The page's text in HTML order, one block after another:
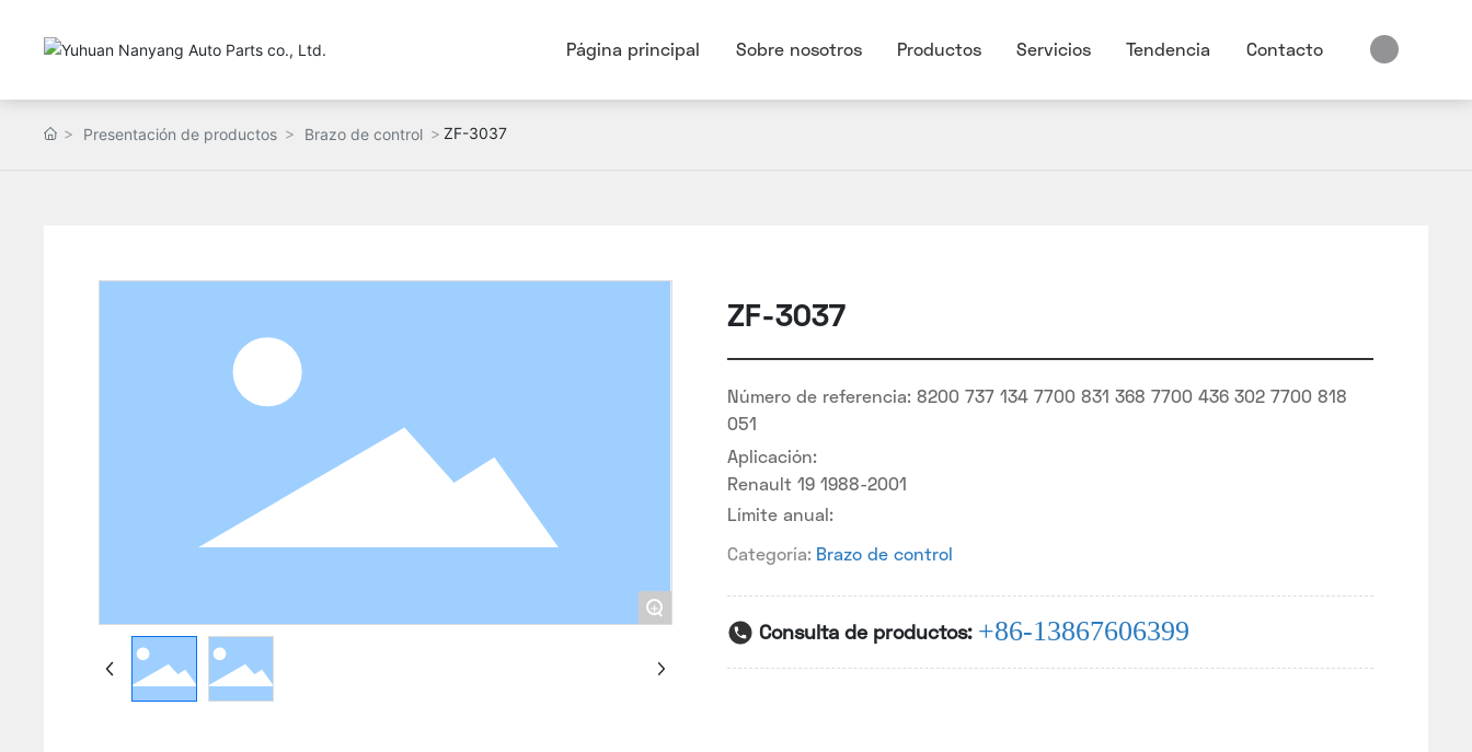
Página principal Sobre nosotros Productos Servicios Tendencia Contacto
Presentación de productos Brazo de control ZF-3037
+
ZF-3037
Número de referencia:8200 737 134 7700 831 368 7700 436 302 7700 818
051
Aplicación:
Renault 19 1988-2001
Límite anual:
Categoría: Brazo de control
Consulta de productos: +86-13867606399